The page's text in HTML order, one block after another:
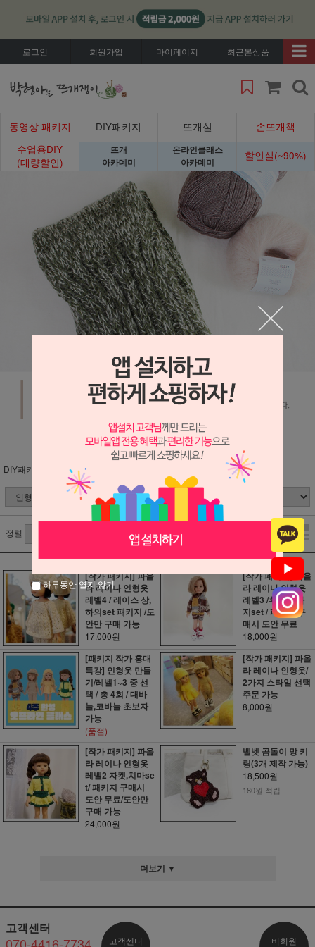
로그인 회원가입 마이페이지 최근본상품
동영상 패키지 DIY패키지 뜨개실
손뜨개책
수업용DIY
(대량할인)
뜨개
아카데미
온라인클래스
아카데미
할인실(~90%)
DIY패키지 (분류별)
정렬
[작가 패키지] 파올
라 레이나 인형옷
레벨4 / 레이스 상,
하의set 패키지 /도
안만 구매 가능
17,000원
[작가 패키지] 파올
라 레이나 인형옷
레벨3 /후드,반바
지set / 패키지 구
매시 도안 무료
18,000원
[패키지 작가 홍대
특강] 인형옷 만들
기/레벨1~3 중 선
택 / 총 4회 / 대바
늘,코바늘 초보자
가능
(품절)
[작가 패키지] 파올
라 레이나 인형옷/
2가지 스타일 선택
주문 가능
8,000원
[작가 패키지] 파올
라 레이나 인형옷
레벨2 자켓,치마se
t/ 패키지 구매시
도안 무료/도안만
구매 가능
24,000원
벨벳 곰돌이 망 키
링(3개 제작 가능)
18,500원
180원 적립
더보기 ▼
고객센터
고객센터
비회원
하루동안 열지 않기